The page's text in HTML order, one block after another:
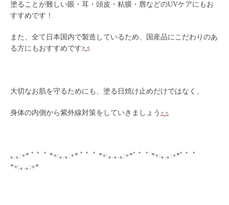
塗ることが難しい眼・耳・頭皮・粘膜・唇などのUVケアにもお
すすめです！
また、全て日本国内で製造しているため、国産品にこだわりのあ
る方にもおすすめです
大切なお肌を守るためにも、塗る日焼け止めだけではなく、
身体の内側から紫外線対策をしていきましょう
｡.｡:+* ﾟ ゜ﾟ *+:｡.｡:+* ﾟ ゜ﾟ *+:｡.｡.｡:+*ﾟ ゜ﾟ *+:｡.｡:+*ﾟ ゜ﾟ
*+:｡.｡:+*